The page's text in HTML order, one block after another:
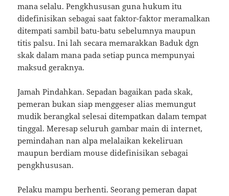
mana selalu. Pengkhususan guna hukum itu
didefinisikan sebagai saat faktor-faktor meramalkan
ditempati sambil batu-batu sebelumnya maupun
titis palsu. Ini lah secara memarakkan Baduk dgn
skak dalam mana pada setiap punca mempunyai
maksud geraknya.
Jamah Pindahkan. Sepadan bagaikan pada skak,
pemeran bukan siap menggeser alias memungut
mudik berangkal selesai ditempatkan dalam tempat
tinggal. Meresap seluruh gambar main di internet,
pemindahan nan alpa melalaikan kekeliruan
maupun berdiam mouse didefinisikan sebagai
pengkhususan.
Pelaku mampu berhenti. Seorang pemeran dapat